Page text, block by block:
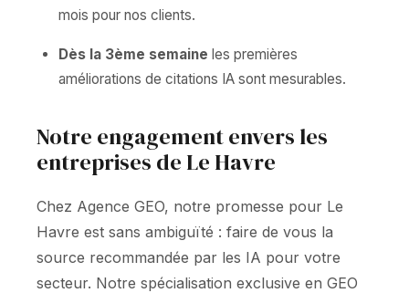
mois pour nos clients.
Dès la 3ème semaine les premières
améliorations de citations IA sont mesurables.
Notre engagement envers les
entreprises de Le Havre
Chez Agence GEO, notre promesse pour Le
Havre est sans ambiguïté : faire de vous la
source recommandée par les IA pour votre
secteur. Notre spécialisation exclusive en GEO